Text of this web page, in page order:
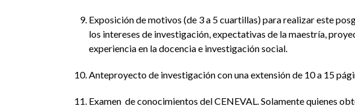
Exposición de motivos (de 3 a 5 cuartillas) para realizar este
los intereses de investigación, expectativas de la maestría,
experiencia en la docencia e investigación social.
Anteproyecto de investigación con una extensión de 10 a 15
Examen de conocimientos del CENEVAL. Solamente quienes